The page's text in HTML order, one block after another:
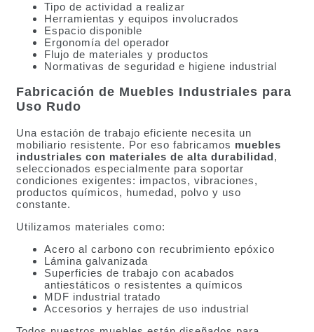
Tipo de actividad a realizar
Herramientas y equipos involucrados
Espacio disponible
Ergonomía del operador
Flujo de materiales y productos
Normativas de seguridad e higiene industrial
Fabricación de Muebles Industriales para
Uso Rudo
Una estación de trabajo eficiente necesita un
mobiliario resistente. Por eso fabricamos muebles
industriales con materiales de alta durabilidad,
seleccionados especialmente para soportar
condiciones exigentes: impactos, vibraciones,
productos químicos, humedad, polvo y uso
constante.
Utilizamos materiales como:
Acero al carbono con recubrimiento epóxico
Lámina galvanizada
Superficies de trabajo con acabados
antiestáticos o resistentes a químicos
MDF industrial tratado
Accesorios y herrajes de uso industrial